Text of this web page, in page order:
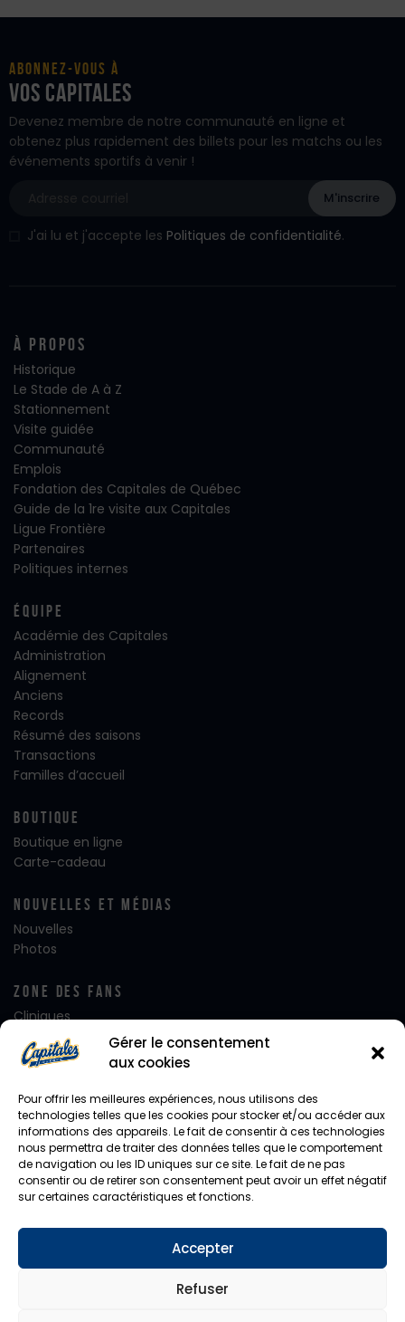
Gérer le consentement
aux cookies
Pour offrir les meilleures expériences, nous utilisons des
technologies telles que les cookies pour stocker et/ou accéder aux
informations des appareils. Le fait de consentir à ces technologies
nous permettra de traiter des données telles que le comportement
de navigation ou les ID uniques sur ce site. Le fait de ne pas
consentir ou de retirer son consentement peut avoir un effet négatif
sur certaines caractéristiques et fonctions.
Accepter
Refuser
Abonnez-vous à
vos Capitales
Devenez membre de notre communauté en ligne et
obtenez plus rapidement des billets pour les matchs ou les
événements sportifs à venir !
J'ai lu et j'accepte les Politiques de confidentialité.
À propos
Historique
Le Stade de A à Z
Stationnement
Visite guidée
Communauté
Emplois
Fondation des Capitales de Québec
Guide de la 1re visite aux Capitales
Ligue Frontière
Partenaires
Politiques internes
Équipe
Académie des Capitales
Administration
Alignement
Anciens
Records
Résumé des saisons
Transactions
Familles d’accueil
Boutique
Boutique en ligne
Carte-cadeau
Nouvelles Et Médias
Nouvelles
Photos
Zone Des Fans
Cliniques
Club FanatiQ
Fan Club Desjardins
Alignement – Jour de Match
Journées de rêve
Notre mascotte Capi
Photo d’équipe
Facebook
Instagram